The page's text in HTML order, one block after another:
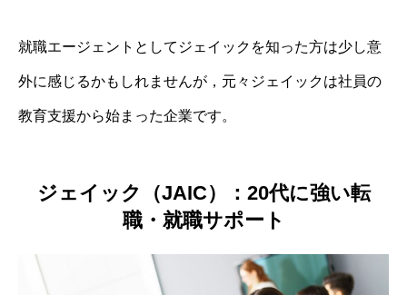
就職エージェントとしてジェイックを知った方は少し意
外に感じるかもしれませんが，元々ジェイックは社員の
教育支援から始まった企業です。
ジェイック（JAIC）：20代に強い転
職・就職サポート